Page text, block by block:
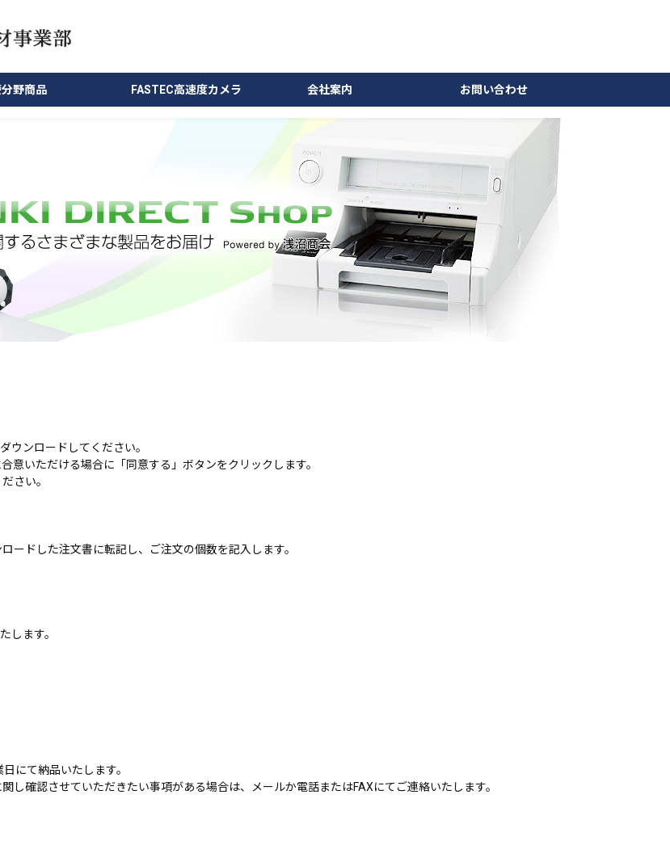
分野商品 FASTEC高速度カメラ 会社案内 お問い合わせ
ウンロードしてください。
意いただける場合に「同意する」ボタンをクリックします。
さい。
ードした注文書に転記し、ご注文の個数を記入します。
します。
にて納品いたします。
確認させていただきたい事項がある場合は、メールか電話またはFAXにてご連絡いたします。